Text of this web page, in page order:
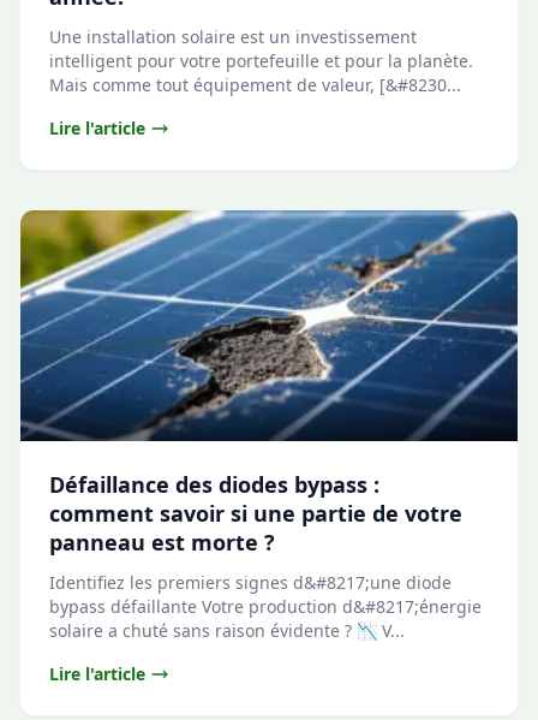
Une installation solaire est un investissement
intelligent pour votre portefeuille et pour la planète.
Mais comme tout équipement de valeur, [&#8230...
Lire l'article
Défaillance des diodes bypass :
comment savoir si une partie de votre
panneau est morte ?
Identifiez les premiers signes d&#8217;une diode
bypass défaillante Votre production d&#8217;énergie
solaire a chuté sans raison évidente ? 📉 V...
Lire l'article